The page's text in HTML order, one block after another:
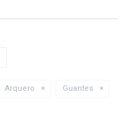
Arquero Guantes